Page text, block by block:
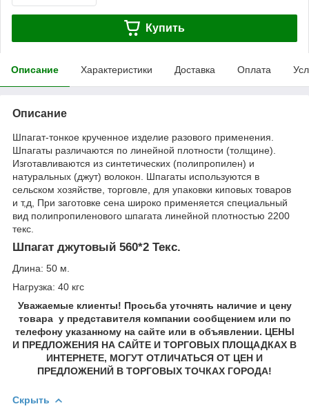
Купить
Описание Характеристики Доставка Оплата
Описание
Шпагат-тонкое крученное изделие разового применения.
Шпагаты различаются по линейной плотности (толщине).
Изготавливаются из синтетических (полипропилен) и
натуральных (джут) волокон. Шпагаты используются в
сельском хозяйстве, торговле, для упаковки киповых товаров
и т,д, При заготовке сена широко применяется специальный
вид полипропиленового шпагата линейной плотностью 2200
текс.
Шпагат джутовый 560*2 Текс.
Длина: 50 м.
Нагрузка: 40 кгс
Уважаемые клиенты! Просьба уточнять наличие и цену
товара у представителя компании сообщением или по
телефону указанному на сайте или в объявлении. ЦЕНЫ
И ПРЕДЛОЖЕНИЯ НА САЙТЕ И ТОРГОВЫХ ПЛОЩАДКАХ В
ИНТЕРНЕТЕ, МОГУТ ОТЛИЧАТЬСЯ ОТ ЦЕН И
ПРЕДЛОЖЕНИЙ В ТОРГОВЫХ ТОЧКАХ ГОРОДА!
Скрыть